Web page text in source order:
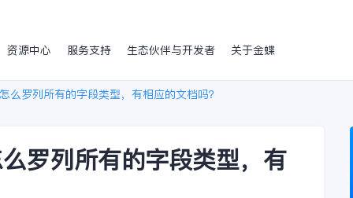
资源中心 服务支持 生态伙伴与开发者 关于金蝶
么罗列所有的字段类型，有相应的文档吗？
罗列所有的字段类型，有